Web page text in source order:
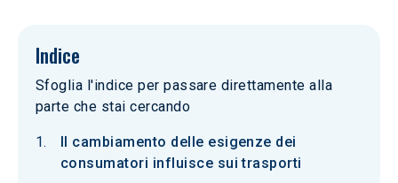
Indice
Sfoglia l'indice per passare direttamente alla
parte che stai cercando
Il cambiamento delle esigenze dei
consumatori influisce sui trasporti